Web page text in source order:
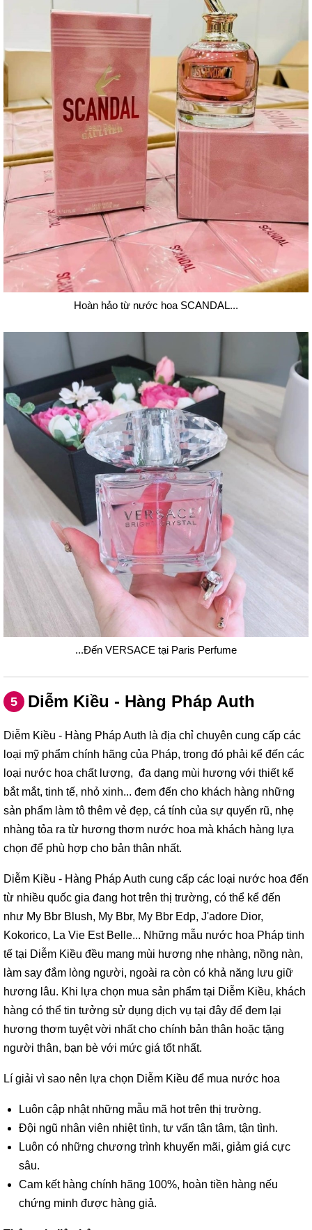
Hoàn hảo từ nước hoa SCANDAL...
...Đến VERSACE tại Paris Perfume
5 Diễm Kiều - Hàng Pháp Auth
Diễm Kiều - Hàng Pháp Auth là địa chỉ chuyên cung cấp các
loại mỹ phẩm chính hãng của Pháp, trong đó phải kể đến các
loại nước hoa chất lượng, đa dạng mùi hương với thiết kế
bắt mắt, tinh tế, nhỏ xinh... đem đến cho khách hàng những
sản phẩm làm tô thêm vẻ đẹp, cá tính của sự quyến rũ, nhẹ
nhàng tỏa ra từ hương thơm nước hoa mà khách hàng lựa
chọn để phù hợp cho bản thân nhất.
Diễm Kiều - Hàng Pháp Auth cung cấp các loại nước hoa đến
từ nhiều quốc gia đang hot trên thị trường, có thể kể đến
như My Bbr Blush, My Bbr, My Bbr Edp, J'adore Dior,
Kokorico, La Vie Est Belle... Những mẫu nước hoa Pháp tinh
tế tại Diễm Kiều đều mang mùi hương nhẹ nhàng, nồng nàn,
làm say đắm lòng người, ngoài ra còn có khả năng lưu giữ
hương lâu. Khi lựa chọn mua sản phẩm tại Diễm Kiều, khách
hàng có thể tin tưởng sử dụng dịch vụ tại đây để đem lại
hương thơm tuyệt vời nhất cho chính bản thân hoặc tặng
người thân, bạn bè với mức giá tốt nhất.
Lí giải vì sao nên lựa chọn Diễm Kiều để mua nước hoa
Luôn cập nhật những mẫu mã hot trên thị trường.
Đội ngũ nhân viên nhiệt tình, tư vấn tận tâm, tận tình.
Luôn có những chương trình khuyến mãi, giảm giá cực
sâu.
Cam kết hàng chính hãng 100%, hoàn tiền hàng nếu
chứng minh được hàng giả.